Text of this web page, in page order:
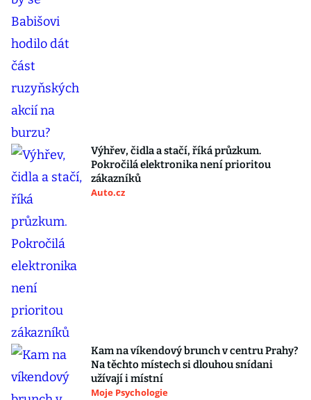
Výhřev, čidla a stačí, říká průzkum.
Pokročilá elektronika není prioritou
zákazníků
Auto.cz
Kam na víkendový brunch v centru Prahy?
Na těchto místech si dlouhou snídani
užívají i místní
Moje Psychologie